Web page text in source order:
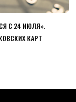
С 24 ИЮЛЯ».
КАРТ